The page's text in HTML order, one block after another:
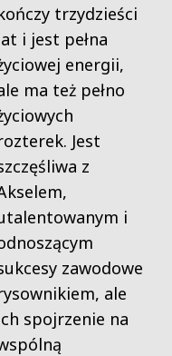
trzydzieści
i jest pełna
energii,
ma też pełno
Jest
z
i
zawodowe
ale
spojrzenie na